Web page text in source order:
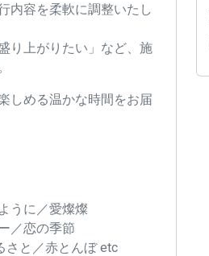
内容を柔軟に調整いたし
り上がりたい」など、施
しめる温かな時間をお届
うに／愛燦燦
／恋の季節
さと／赤とんぼ etc